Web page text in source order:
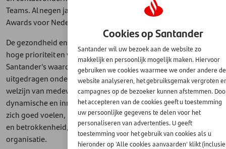
Teams. Al negen jaar op rij ontvangen wij de Top Employer
Awards voor Nederland, België en Europa.
De gezondheid en het welzijn van onze medewerkers hebben
hoge prioriteit en vormen een belangrijke pijler van
Santander's waardepropositie. Dit wordt wereldwijd intern
uitgedragen onder de naam Behealthy. Wij geloven dat het
welzijn van medewerkers essentieel is voor een positieve,
dynamische en innovatieve werkomgeving. Wanneer mensen
zich goed voelen, beschikken zij over meer energie, creativiteit
en betrokkenheid, wat bijdraagt aan het succes van de gehele
organisatie.
Cookies op Santander
Santander wil uw bezoek aan de website zo
makkelijk en persoonlijk mogelijk maken. Hiervoor
gebruiken we cookies waarmee we onder andere de
website analyseren, het gebruiksgemak vergroten
campagnes op de bezoeker kunnen afstemmen.
het accepteren van de cookies geeft u toestemming
uw persoonlijke gegevens te delen voor het
personaliseren van advertenties. U geeft
toestemming voor het gebruik van cookies als u
hieronder op 'Alle cookies aanvaarden' klikt